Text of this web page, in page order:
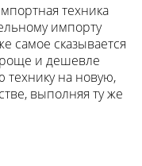
техника
импорту
самое сказывается
и дешевле
технику на новую,
выполняя ту же